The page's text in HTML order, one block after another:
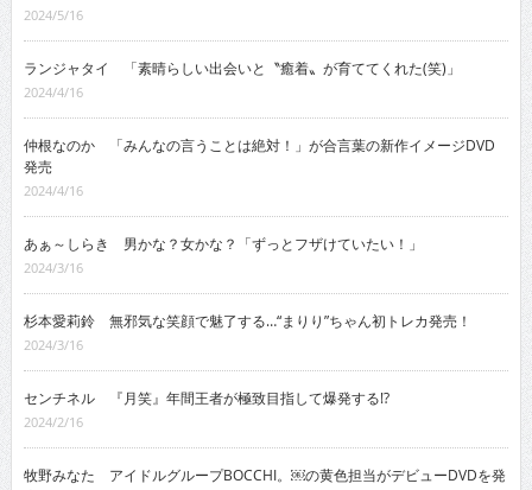
2024/5/16
ランジャタイ 「素晴らしい出会いと〝癒着〟が育ててくれた(笑)」
2024/4/16
仲根なのか 「みんなの言うことは絶対！」が合言葉の新作イメージDVD
発売
2024/4/16
あぁ～しらき 男かな？女かな？「ずっとフザけていたい！」
2024/3/16
杉本愛莉鈴 無邪気な笑顔で魅了する…“まりり”ちゃん初トレカ発売！
2024/3/16
センチネル 『月笑』年間王者が極致目指して爆発する!?
2024/2/16
牧野みなた アイドルグループBOCCHI。￼の黄色担当がデビューDVDを発